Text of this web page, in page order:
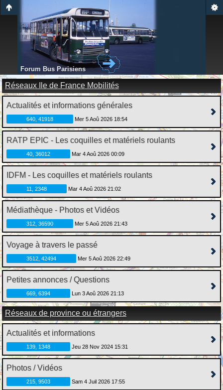
Forum Bus Parisiens
Réseaux Ile de France Mobilités
Actualités et informations générales
640, 41918 Mer 5 Aoû 2026 18:54
RATP EPIC - Les coquilles et matériels roulants
40, 36012 Mar 4 Aoû 2026 00:09
IDFM - Les coquilles et matériels roulants
11, 2348 Mar 4 Aoû 2026 21:02
Médiathèque - Photos et Vidéos
312, 36590 Mer 5 Aoû 2026 21:43
Voyage à travers le passé
3512, 42494 Mer 5 Aoû 2026 22:49
Petites annonces / Questions
669, 6394 Lun 3 Aoû 2026 21:13
Réseaux de province ou étrangers
Actualités et informations
139, 1348 Jeu 28 Nov 2024 15:31
Photos / Vidéos
215, 9503 Sam 4 Juil 2026 17:55